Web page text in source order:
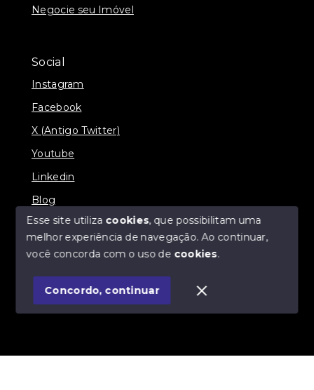
Negocie seu Imóvel
Social
Instagram
Facebook
X (Antigo Twitter)
Youtube
Linkedin
Blog
© Copyright 2026 - Imobiliária SÃO VICENTE
SITE PARA IMOBILIARIA
Esse site utiliza cookies, que possibilitam uma
melhor experiência de navegação.Ao continuar,
você concorda com o uso de cookies.
Concordo, continuar